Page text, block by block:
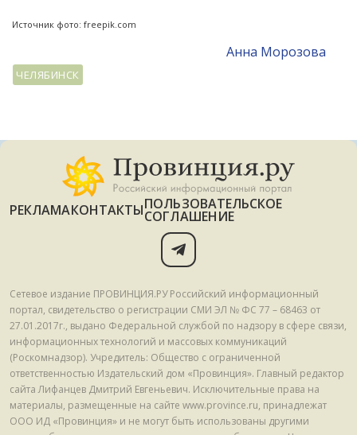
Источник фото: freepik.com
Анна Морозова
ЧЕЛЯБИНСК
РЕКЛАМАКОНТАКТЫПОЛЬЗОВАТЕЛЬСКОЕ
СОГЛАШЕНИЕ
Сетевое издание ПРОВИНЦИЯ.РУ Российский информационный
портал, свидетельство о регистрации СМИ ЭЛ № ФС 77 – 68463 от
27.01.2017г., выдано Федеральной службой по надзору в сфере связи,
информационных технологий и массовых коммуникаций
(Роскомнадзор). Учредитель: Общество с ограниченной
ответственностью Издательский дом «Провинция». Главный редактор
сайта Лифанцев Дмитрий Евгеньевич. Исключительные права на
материалы, размещенные на сайте www.province.ru, принадлежат
ООО ИД «Провинция» и не могут быть использованы другими